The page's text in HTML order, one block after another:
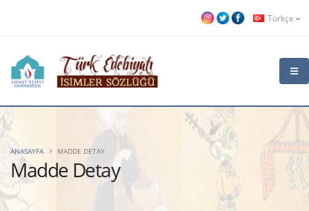
Türkçe
Madde Detay
ANASAYFA MADDE DETAY